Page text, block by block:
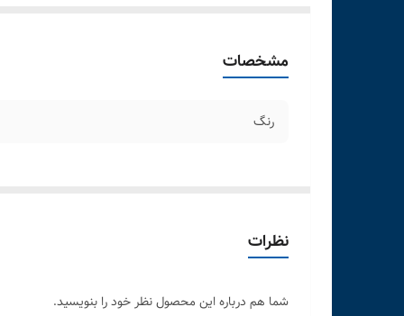
مشخصات
رنگ
نظرات
شما هم درباره این محصول نظر خود را بنویسید.